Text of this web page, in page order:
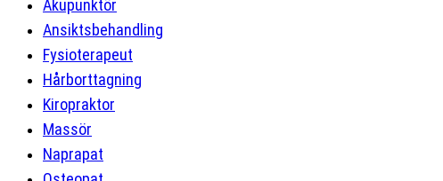
Akupunktör
Ansiktsbehandling
Fysioterapeut
Hårborttagning
Kiropraktor
Massör
Naprapat